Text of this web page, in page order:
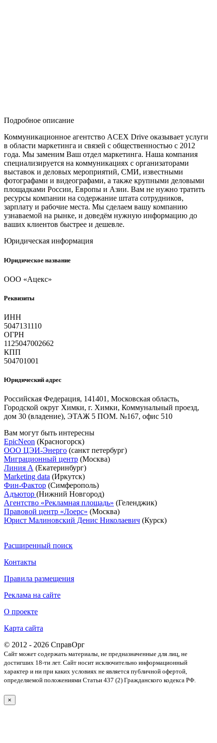
Подробное описание
Коммуникационное агентство ACEX Drive оказывает услуги
в области маркетинга и связей с общественностью с 2012
года. Мы заменим Ваш отдел маркетинга. Наша компания
специализируется на коммуникациях с организаторами
выставок и деловых мероприятий, СМИ, известными
фотографами и видеографами, а также крупными деловыми
площадками России, Европы и Азии. Вам не нужно тратить
ресурсы компании на содержание штата сотрудников,
зарплату и рабочие места. Мы сделаем вашу компанию
узнаваемой на рынке, и доведём нужную информацию до
ваших клиентов быстрее и дешевле.
Юридическая информация
Юридическое название
ООО «Ацекс»
Реквизиты
ИНН
5047131110
ОГРН
1125047002662
КПП
504701001
Юридический адрес
Российская Федерация, 141401, Московская область,
Городской округ Химки, г. Химки, Коммунальный проезд,
дом 30 (владение), ЭТАЖ 5 ПОМ. №167, офис 510
Вам могут быть интересны
EpicNeon (Красногорск)
ООО ЦЭИ-Энерго (санкт петербург)
Миграционный центр (Москва)
Линия А (Екатеринбург)
Marketing data (Иркутск)
Фин-Фактор (Симферополь)
Адъютор (Нижний Новгород)
Агентство «Рекламная площадь» (Геленджик)
Правовой центр «Лоерс» (Москва)
Юрист Малиновский Денис Николаевич (Курск)
Расширенный поиск
Контакты
Правила размещения
Реклама на сайте
О проекте
Карта сайта
© 2012 - 2026 СправОрг
Сайт может содержать материалы, не предназначенные для лиц, не
достигших 18-ти лет. Cайт носит исключительно информационный
характер и ни при каких условиях не является публичной офертой,
определяемой положениями Статьи 437 (2) Гражданского кодекса РФ.
×